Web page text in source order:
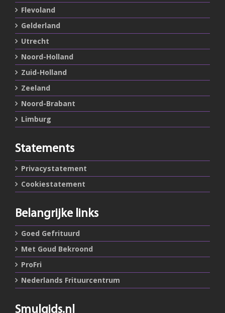
Flevoland
Gelderland
Utrecht
Noord-Holland
Zuid-Holland
Zeeland
Noord-Brabant
Limburg
Statements
Privacystatement
Cookiestatement
Belangrijke links
Goed Gefrituurd
Met Goud Bekroond
ProFri
Nederlands Frituurcentrum
Smulgids.nl